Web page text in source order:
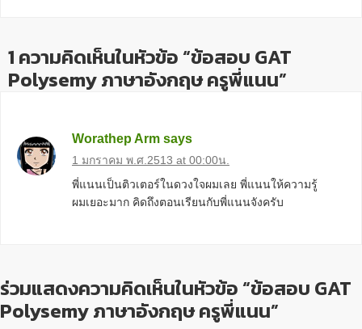
1 ความคิดเห็นในหัวข้อ “ข้อสอบ GAT
Polysemy ภาษาอังกฤษ ครูพี่แนน”
Worathep Arm says
1 มกราคม พ.ศ.2513 at 00:00น.
พี่แนนเป็นติวเตอร์ในดวงใจผมเลย พี่แนนให้ความรู้
ผมเยอะมาก คิดถึงตอนเรียนกับพี่แนนจังครับ
ร่วมแสดงความคิดเห็นในหัวข้อ “ข้อสอบ GAT
Polysemy ภาษาอังกฤษ ครูพี่แนน”